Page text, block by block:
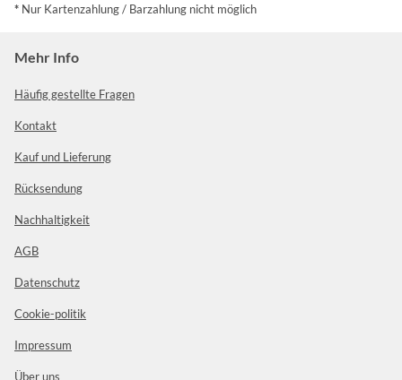
* Nur Kartenzahlung / Barzahlung nicht möglich
Mehr Info
Häufig gestellte Fragen
Kontakt
Kauf und Lieferung
Rücksendung
Nachhaltigkeit
AGB
Datenschutz
Cookie-politik
Impressum
Über uns